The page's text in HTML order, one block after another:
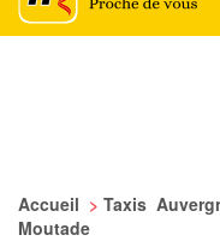
Accueil > Taxis
Moutade